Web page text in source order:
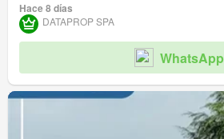
Hace 8 días
DATAPROP SPA
WhatsApp